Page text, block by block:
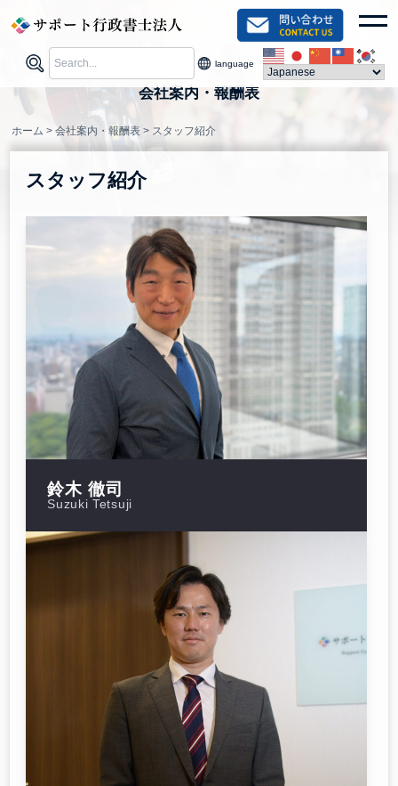
content
language
会社案内・報酬表
ホーム >会社案内・報酬表 > スタッフ紹介
スタッフ紹介
鈴木 徹司
Suzuki Tetsuji